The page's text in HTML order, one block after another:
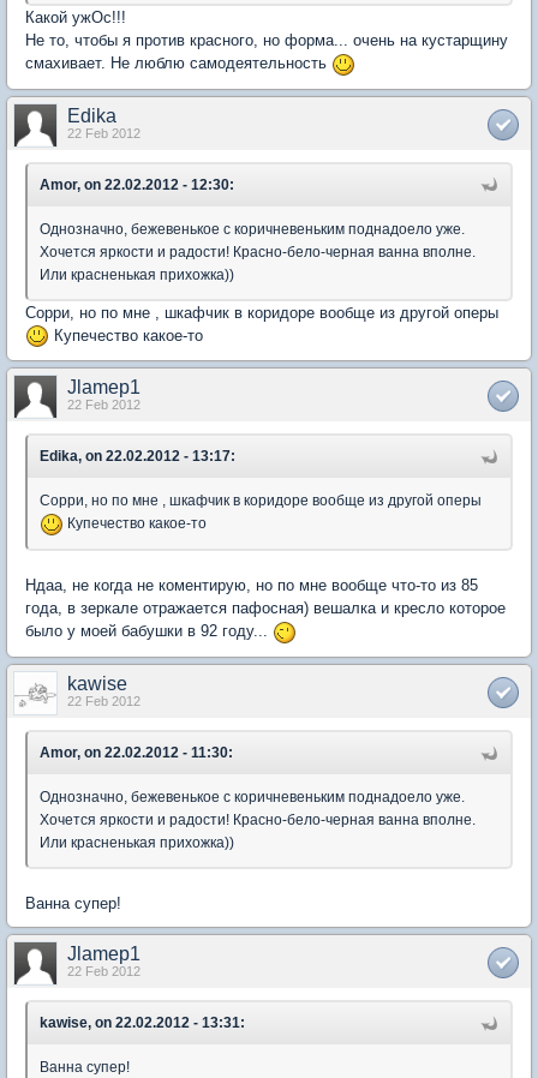
Какой ужОс!!!
Не то, чтобы я против красного, но форма... очень на кустарщину
смахивает. Не люблю самодеятельность
Edika
22 Feb 2012
Amor, on 22.02.2012 - 12:30:
Однозначно, бежевенькое с коричневеньким поднадоело уже.
Хочется яркости и радости! Красно-бело-черная ванна вполне.
Или красненькая прихожка))
Сорри, но по мне , шкафчик в коридоре вообще из другой оперы
Купечество какое-то
Jlamep1
22 Feb 2012
Edika, on 22.02.2012 - 13:17:
Сорри, но по мне , шкафчик в коридоре вообще из другой оперы
Купечество какое-то
Ндаа, не когда не коментирую, но по мне вообще что-то из 85
года, в зеркале отражается пафосная) вешалка и кресло которое
было у моей бабушки в 92 году...
kawise
22 Feb 2012
Amor, on 22.02.2012 - 11:30:
Однозначно, бежевенькое с коричневеньким поднадоело уже.
Хочется яркости и радости! Красно-бело-черная ванна вполне.
Или красненькая прихожка))
Ванна супер!
Jlamep1
22 Feb 2012
kawise, on 22.02.2012 - 13:31:
Ванна супер!